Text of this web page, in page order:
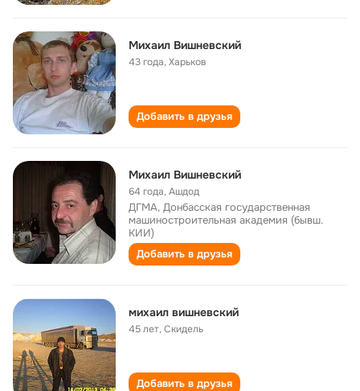
Михаил Вишневский
43 года,Харьков
Добавить в друзья
Михаил Вишневский
64 года,Ашдод
ДГМА, Донбасская государственная
машиностроительная академия (бывш.
КИИ)
Добавить в друзья
михаил вишневский
45 лет,Скидель
Добавить в друзья